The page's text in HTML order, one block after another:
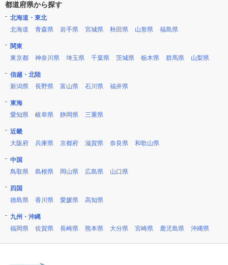
都道府県から探す
北海道・東北
北海道
青森県 岩手県 宮城県 秋田県 山形県 福島県
関東
東京都
神奈川県 埼玉県 千葉県 茨城県 栃木県 群馬県 山梨県
信越・北陸
新潟県
長野県 富山県 石川県 福井県
東海
愛知県
岐阜県 静岡県 三重県
近畿
大阪府
兵庫県 京都府 滋賀県 奈良県 和歌山県
中国
鳥取県
島根県 岡山県 広島県 山口県
四国
徳島県
香川県 愛媛県 高知県
九州・沖縄
福岡県
佐賀県 長崎県 熊本県 大分県 宮崎県 鹿児島県 沖縄県